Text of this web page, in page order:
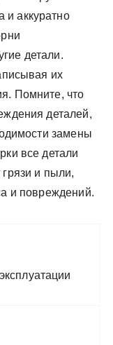
аккуратно
детали.
их
Помните, что
деталей,
замены
все детали
и пыли,
и повреждений.